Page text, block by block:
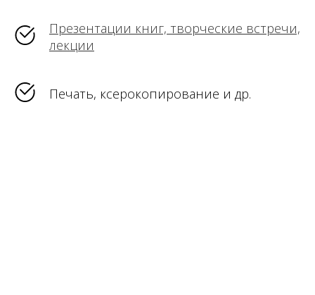
Презентации книг, творческие встречи,
лекции
Печать, ксерокопирование и др.